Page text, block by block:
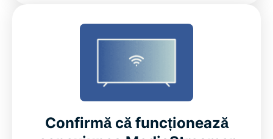
Confirmă că funcționează